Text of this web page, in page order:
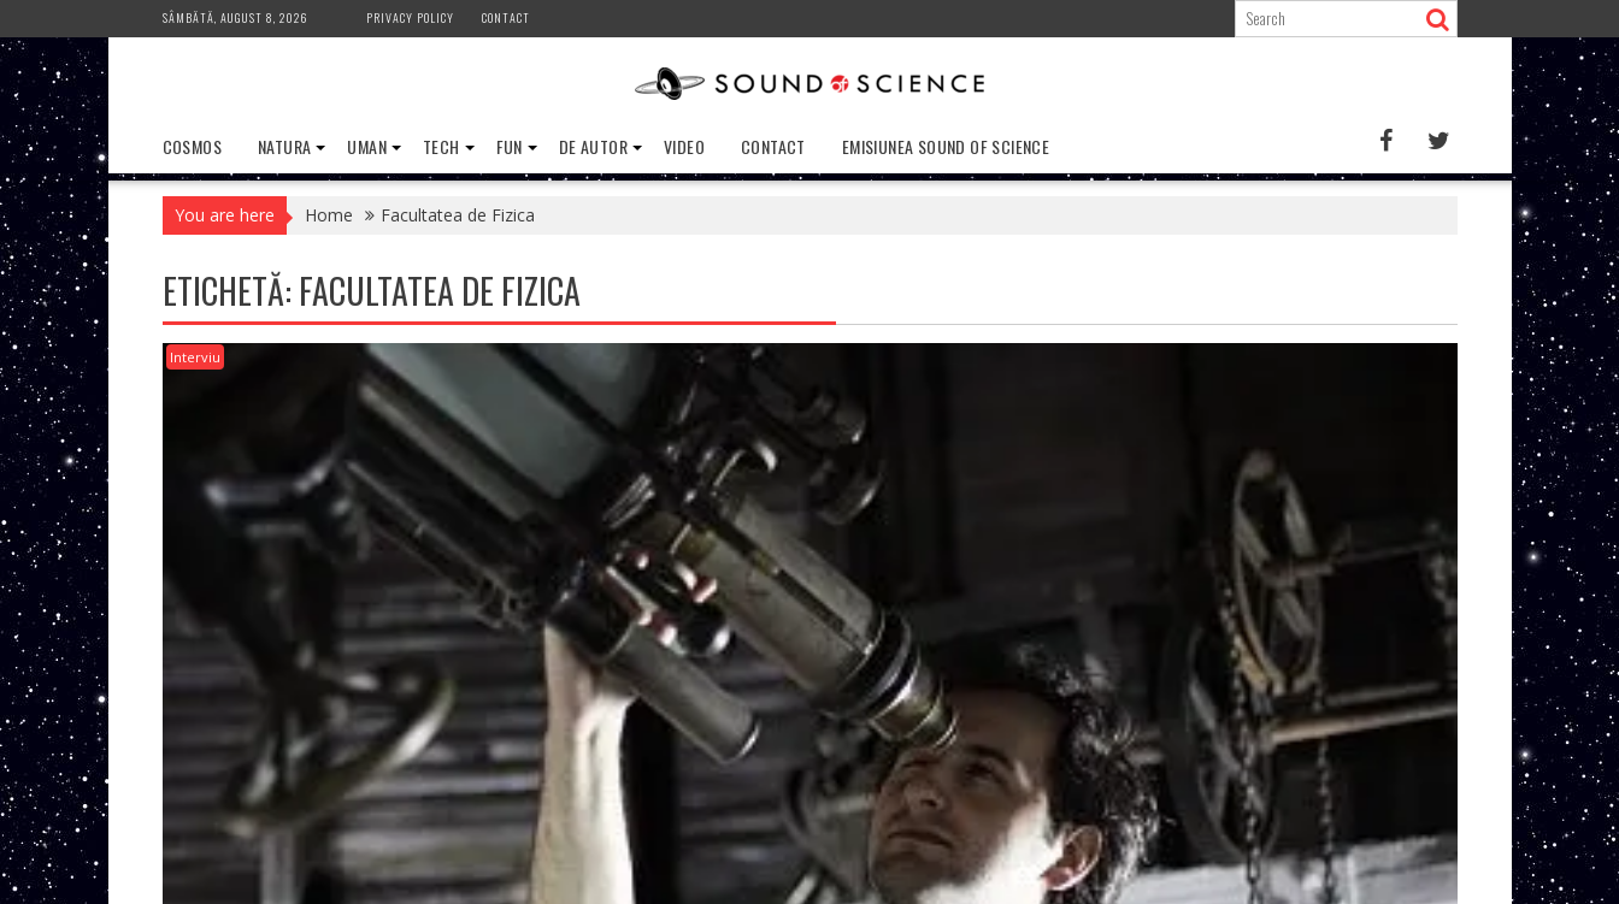
to
content
SÂMBĂTĂ, AUGUST 8, 2026 PRIVACY POLICY CONTACT
COSMOS NATURA UMAN TECH FUN DE AUTOR VIDEO CONTACT EMISIUNEA SOUND OF SCIENCE
You are here Home Facultatea de Fizica
ETICHETĂ: FACULTATEA DE FIZICA
Interviu